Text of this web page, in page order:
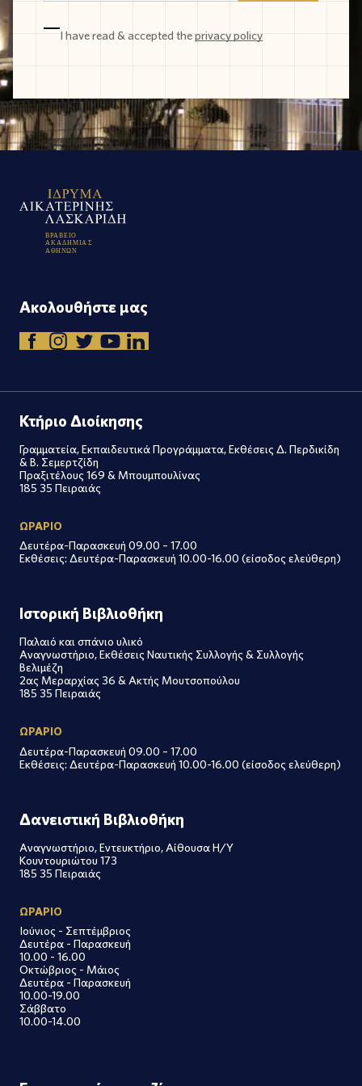
I have read & accepted theprivacy policy
ΒΡΑΒΕΙΟ
ΑΚΑΔΗΜΙΑ Σ
Α ΘΗΝΩΝ
Ακολουθήστε μας
Κτήριο Διοίκησης
Γραμματεία, Εκπαιδευτικά Προγράμματα, Εκθέσεις Δ. Περδικίδη
& Β. Σεμερτζίδη
Πραξιτέλους 169 & Μπουμπουλίνας
185 35 Πειραιάς
ΩΡΑΡΙΟ
Δευτέρα-Παρασκευή 09.00 – 17.00
Εκθέσεις: Δευτέρα-Παρασκευή 10.00-16.00 (είσοδος ελεύθερη)
Ιστορική Βιβλιοθήκη
Παλαιό και σπάνιο υλικό
Αναγνωστήριο, Εκθέσεις Ναυτικής Συλλογής & Συλλογής
Βελιμέζη
2ας Μεραρχίας 36 & Ακτής Μουτσοπούλου
185 35 Πειραιάς
ΩΡΑΡΙΟ
Δευτέρα-Παρασκευή 09.00 – 17.00
Εκθέσεις: Δευτέρα-Παρασκευή 10.00-16.00 (είσοδος ελεύθερη)
Δανειστική Βιβλιοθήκη
Αναγνωστήριο, Εντευκτήριο, Αίθουσα Η/Υ
Κουντουριώτου 173
185 35 Πειραιάς
ΩΡΑΡΙΟ
Ιούνιος - Σεπτέμβριος
Δευτέρα - Παρασκευή
10.00 - 16.00
Οκτώβριος - Μάιος
Δευτέρα - Παρασκευή
10.00-19.00
Σάββατο
10.00-14.00